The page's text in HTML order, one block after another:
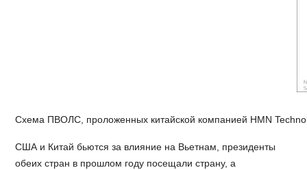
Схема ПВОЛС, проложенных китайской компанией HMN
США и Китай бьются за влияние на Вьетнам, президенты
обеих стран в прошлом году посещали страну, а